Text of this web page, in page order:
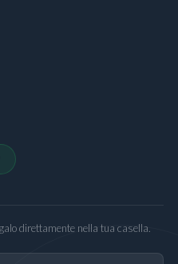
direttamente nella tua casella.